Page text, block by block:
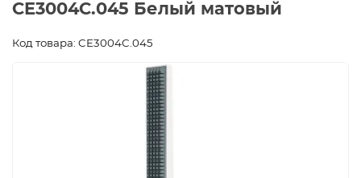
CE3004C.045 Белый матовый
Код товара: CE3004C.045